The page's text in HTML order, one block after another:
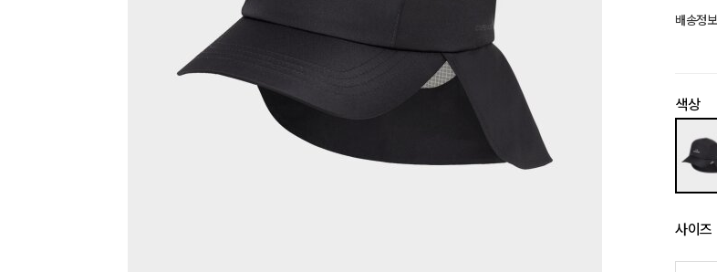
배송정보
색상
사이즈